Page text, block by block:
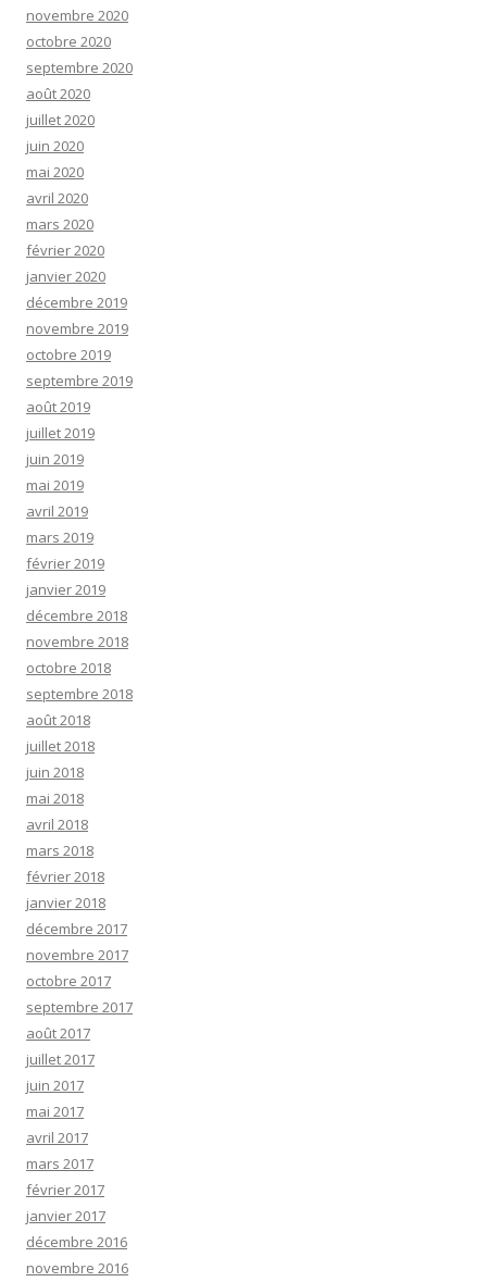
novembre 2020
octobre 2020
septembre 2020
août 2020
juillet 2020
juin 2020
mai 2020
avril 2020
mars 2020
février 2020
janvier 2020
décembre 2019
novembre 2019
octobre 2019
septembre 2019
août 2019
juillet 2019
juin 2019
mai 2019
avril 2019
mars 2019
février 2019
janvier 2019
décembre 2018
novembre 2018
octobre 2018
septembre 2018
août 2018
juillet 2018
juin 2018
mai 2018
avril 2018
mars 2018
février 2018
janvier 2018
décembre 2017
novembre 2017
octobre 2017
septembre 2017
août 2017
juillet 2017
juin 2017
mai 2017
avril 2017
mars 2017
février 2017
janvier 2017
décembre 2016
novembre 2016